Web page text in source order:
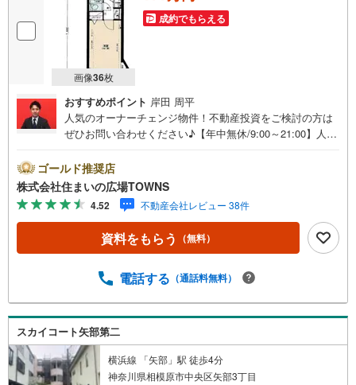
・
条
マ
ペ
ジ
に
保
存
る
画像36枚
成約でもらえる
おすすめポイント 岸田 周平
人気のオーナーチェンジ物件！不動産投資をご検討の方は
ぜひお問い合わせください♪【年中無休/9:00～21:00】人気
下さい。「室内・現地を見学する」ボタンよりご予約頂く
とご見学がスムーズです。■その他、各種ご相談も承ってお
ります。○住宅ローンのご相談○ライフプランのシミュレー
ション■住まいの広場TOWNSからお客様へ経験豊富なスタ
ッフが親身になってお客様に合った物件をご紹介させて頂
きます！ /他社様掲載物件も併せてご紹介可能ですのでお気
でのお越しも大歓迎です！
ゴールド推奨店
株式会社住まいの広場TOWNS
4.52 不動産会社レビュー 38件
資料をもらう （無料）
電話する （通話料無料）
スカイコート矢部第二
横浜線 「矢部」駅 徒歩4分
神奈川県相模原市中央区矢部3丁目